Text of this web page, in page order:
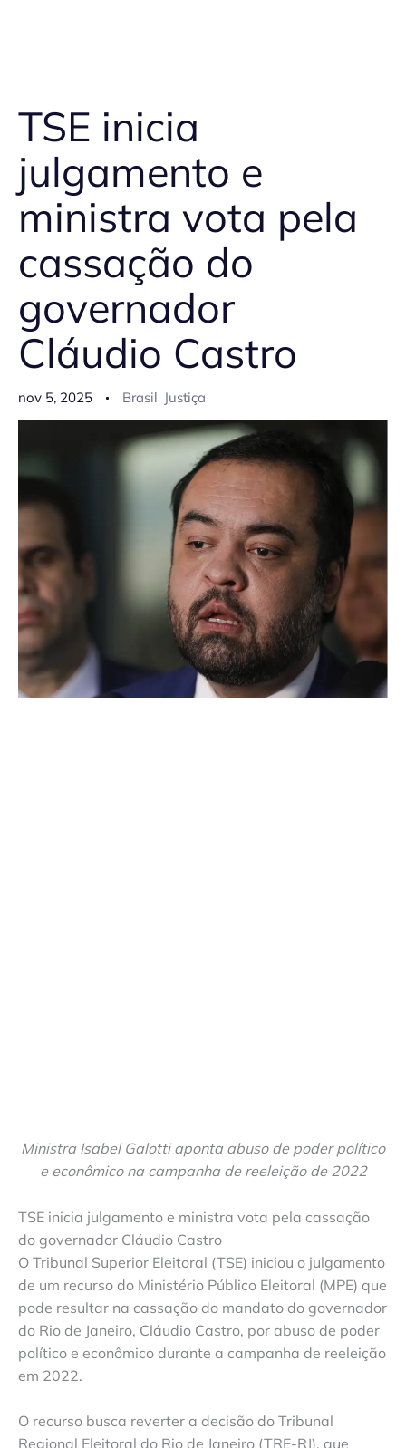
TSE inicia
julgamento e
ministra vota pela
cassação do
governador
Cláudio Castro
nov 5, 2025 Brasil Justiça
Ministra Isabel Galotti aponta abuso de poder político
e econômico na campanha de reeleição de 2022
TSE inicia julgamento e ministra vota pela cassação
do governador Cláudio Castro
O Tribunal Superior Eleitoral (TSE) iniciou o julgamento
de um recurso do Ministério Público Eleitoral (MPE) que
pode resultar na cassação do mandato do governador
do Rio de Janeiro, Cláudio Castro, por abuso de poder
político e econômico durante a campanha de reeleição
em 2022.
O recurso busca reverter a decisão do Tribunal
Regional Eleitoral do Rio de Janeiro (TRE-RJ), que